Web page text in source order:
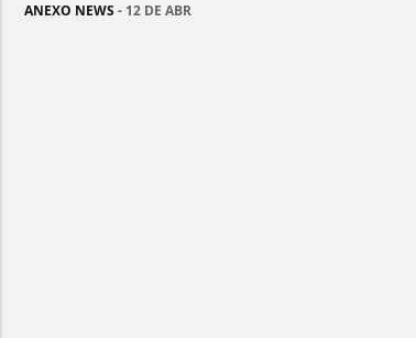
ANEXO NEWS - 12 DE ABR